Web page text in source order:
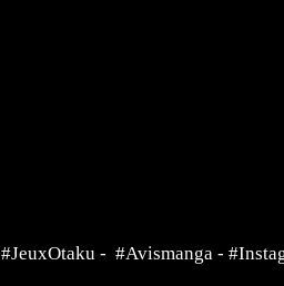
#JeuxOtaku - #Avismanga -